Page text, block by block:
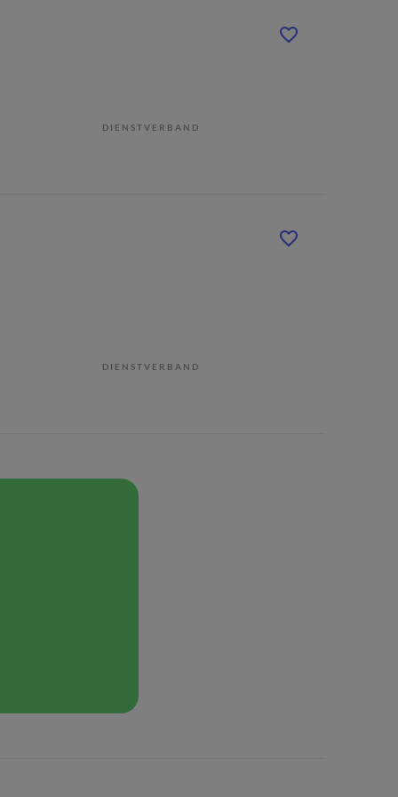
DIENSTVERBAND
DIENSTVERBAND